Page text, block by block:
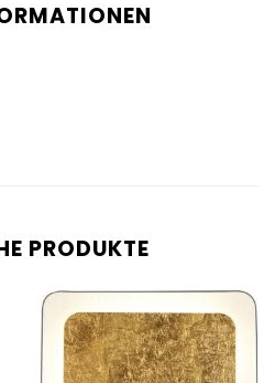
PRODUKTE